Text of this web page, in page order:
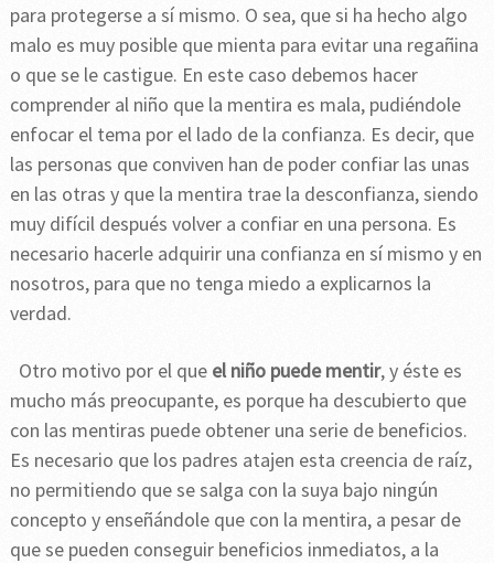
para protegerse a sí mismo. O sea, que si ha hecho algo
malo es muy posible que mienta para evitar una regañina
o que se le castigue. En este caso debemos hacer
comprender al niño que la mentira es mala, pudiéndole
enfocar el tema por el lado de la confianza. Es decir, que
las personas que conviven han de poder confiar las unas
en las otras y que la mentira trae la desconfianza, siendo
muy difícil después volver a confiar en una persona. Es
necesario hacerle adquirir una confianza en sí mismo y en
nosotros, para que no tenga miedo a explicarnos la
verdad.
Otro motivo por el que el niño puede mentir, y éste es
mucho más preocupante, es porque ha descubierto que
con las mentiras puede obtener una serie de beneficios.
Es necesario que los padres atajen esta creencia de raíz,
no permitiendo que se salga con la suya bajo ningún
concepto y enseñándole que con la mentira, a pesar de
que se pueden conseguir beneficios inmediatos, a la